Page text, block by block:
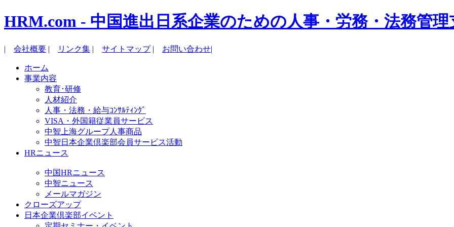
HRM.com - 中国進出日系企業のための人事・労務・法務管理
| 会社概要 | リンク集 | サイトマップ| お問い合わせ|
ホーム
事業内容
教育･研修
人材紹介
人事・法務・給与ｺﾝｻﾙﾃｨﾝｸﾞ
VISA・外国籍従業員サービス
中智上海グループ人事商品
中智日本企業倶楽部会員サービス活動
HRニュース
中国HRニュース
中智ニュース
メールマガジン
クローズアップ
日本企業倶楽部イベント